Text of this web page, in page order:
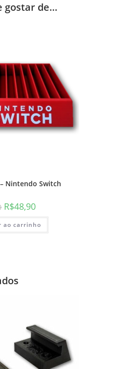
gostar de…
Nintendo Switch
O
preço
original
era:
R$54,00.
R$48,90O
atual
é:
R$48,90.
ao carrinho